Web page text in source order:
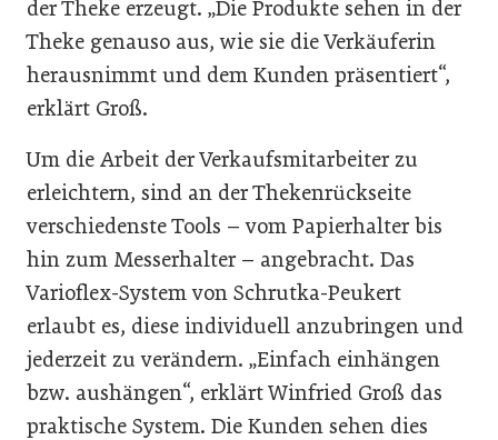
der Theke erzeugt. „Die Produkte sehen in der
Theke genauso aus, wie sie die Verkäuferin
herausnimmt und dem Kunden präsentiert“,
erklärt Groß.
Um die Arbeit der Verkaufsmitarbeiter zu
erleichtern, sind an der Thekenrückseite
verschiedenste Tools – vom Papierhalter bis
hin zum Messerhalter – angebracht. Das
Varioflex-System von Schrutka-Peukert
erlaubt es, diese individuell anzubringen und
jederzeit zu verändern. „Einfach einhängen
bzw. aushängen“, erklärt Winfried Groß das
praktische System. Die Kunden sehen dies